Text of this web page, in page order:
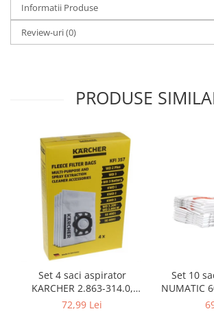
Ochelari de vedere
Gaming, Carti & Birotica
Birotica & Papetarie
Accesorii aparate de ras electrice
Aparate & Accesorii ingrijire
personala
Aparate cosmetice
Articole Sanatate si Wellness
Consumabile sanitare
Cosmetice si produse ingrijire
personala
Igiena dentara
Jucarii, Copii & Bebe
Camera copilului
Hrana bebelusi
Informatii Produse
Review-uri(0)
PRODUSE
Set 4 saci aspirator
KARCHER 2.863-314.0,
compatibil cu WD, KWD, SE
72,99 Lei
Set 10
NUMATIC